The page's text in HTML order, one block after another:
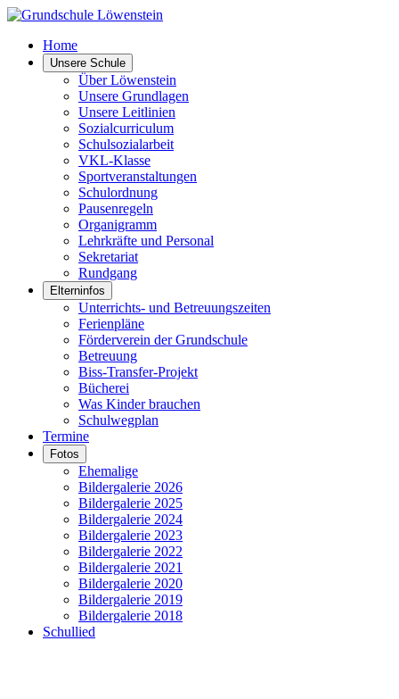
Home
Unsere Schule
Über Löwenstein
Unsere Grundlagen
Unsere Leitlinien
Sozialcurriculum
Schulsozialarbeit
VKL-Klasse
Sportveranstaltungen
Schulordnung
Pausenregeln
Organigramm
Lehrkräfte und Personal
Sekretariat
Rundgang
Elterninfos
Unterrichts- und Betreuungszeiten
Ferienpläne
Förderverein der Grundschule
Betreuung
Biss-Transfer-Projekt
Bücherei
Was Kinder brauchen
Schulwegplan
Termine
Fotos
Ehemalige
Bildergalerie 2026
Bildergalerie 2025
Bildergalerie 2024
Bildergalerie 2023
Bildergalerie 2022
Bildergalerie 2021
Bildergalerie 2020
Bildergalerie 2019
Bildergalerie 2018
Schullied